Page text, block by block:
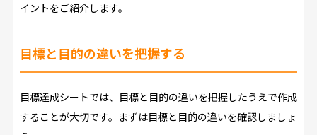
イントをご紹介します。
目標と目的の違いを把握する
目標達成シートでは、目標と目的の違いを把握したうえで作成
することが大切です。まずは目標と目的の違いを確認しましょ